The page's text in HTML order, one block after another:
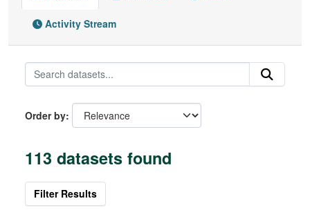
Activity Stream
Order by
113 datasets found
Filter Results